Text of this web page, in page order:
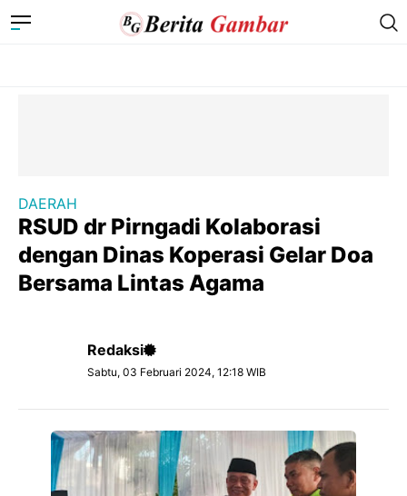
DAERAH
RSUD dr Pirngadi Kolaborasi
dengan Dinas Koperasi Gelar Doa
Bersama Lintas Agama
Redaksi
Sabtu, 03 Februari 2024, 12:18 WIB